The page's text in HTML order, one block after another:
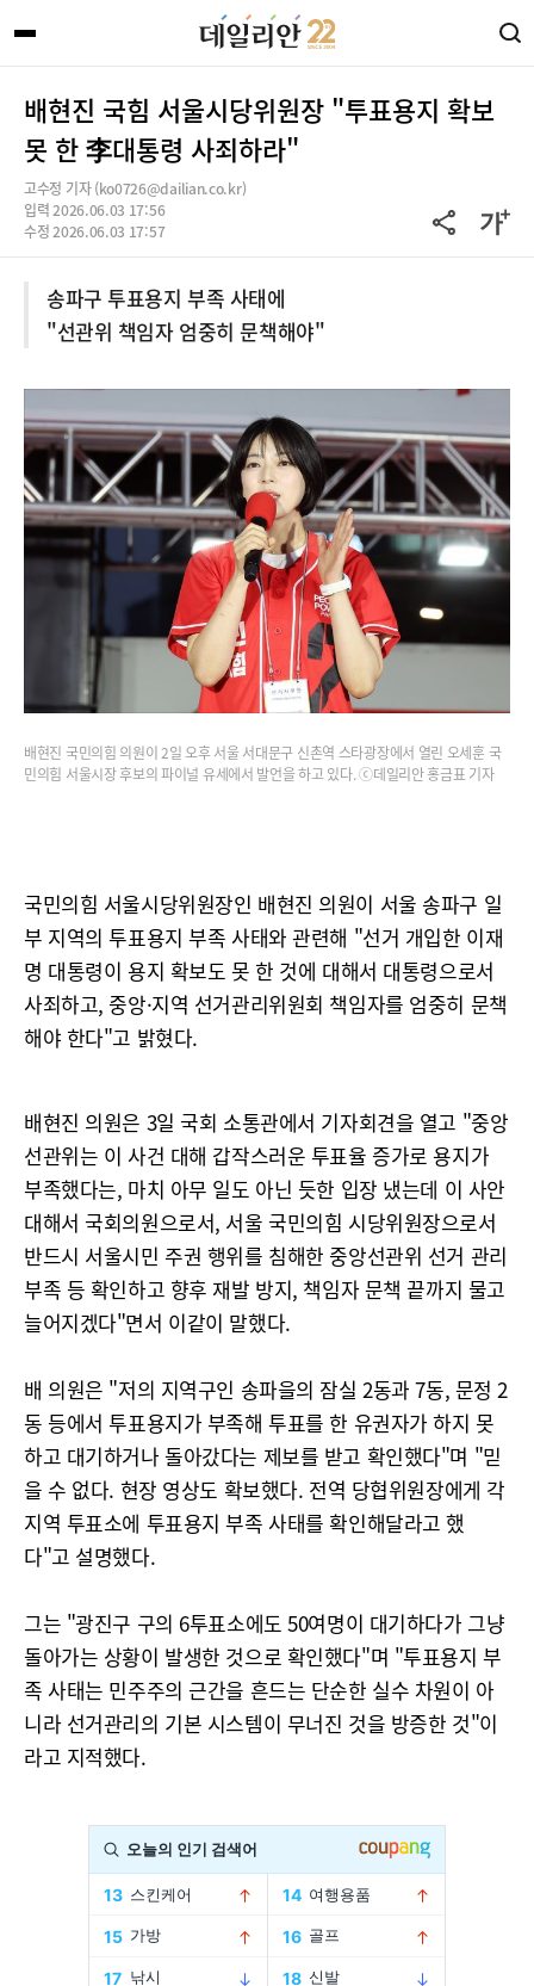
배현진 국힘 서울시당위원장 "투표용지 확보
못 한 李대통령 사죄하라"
고수정 기자 (ko0726@dailian.co.kr)
입력 2026.06.03 17:56
수정 2026.06.03 17:57
송파구 투표용지 부족 사태에
"선관위 책임자 엄중히 문책해야"
배현진 국민의힘 의원이 2일 오후 서울 서대문구 신촌역 스타광장에서 열린 오세훈 국
민의힘 서울시장 후보의 파이널 유세에서 발언을 하고 있다. ⓒ데일리안 홍금표 기자
국민의힘 서울시당위원장인 배현진 의원이 서울 송파구 일
부 지역의 투표용지 부족 사태와 관련해 "선거 개입한 이재
명 대통령이 용지 확보도 못 한 것에 대해서 대통령으로서
사죄하고, 중앙·지역 선거관리위원회 책임자를 엄중히 문책
해야 한다"고 밝혔다.
배현진 의원은 3일 국회 소통관에서 기자회견을 열고 "중앙
선관위는 이 사건 대해 갑작스러운 투표율 증가로 용지가
부족했다는, 마치 아무 일도 아닌 듯한 입장 냈는데 이 사안
대해서 국회의원으로서, 서울 국민의힘 시당위원장으로서
반드시 서울시민 주권 행위를 침해한 중앙선관위 선거 관리
부족 등 확인하고 향후 재발 방지, 책임자 문책 끝까지 물고
늘어지겠다"면서 이같이 말했다.
배 의원은 "저의 지역구인 송파을의 잠실 2동과 7동, 문정 2
동 등에서 투표용지가 부족해 투표를 한 유권자가 하지 못
하고 대기하거나 돌아갔다는 제보를 받고 확인했다"며 "믿
을 수 없다. 현장 영상도 확보했다. 전역 당협위원장에게 각
지역 투표소에 투표용지 부족 사태를 확인해달라고 했
다"고 설명했다.
그는 "광진구 구의 6투표소에도 50여명이 대기하다가 그냥
돌아가는 상황이 발생한 것으로 확인했다"며 "투표용지 부
족 사태는 민주주의 근간을 흔드는 단순한 실수 차원이 아
니라 선거관리의 기본 시스템이 무너진 것을 방증한 것"이
라고 지적했다.